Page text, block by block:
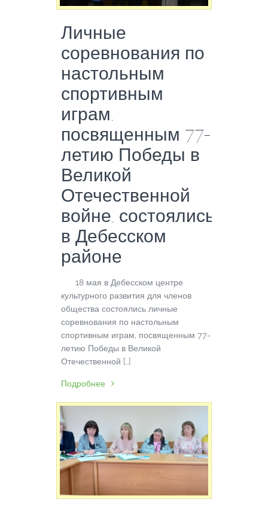
Личные
соревнования по
настольным
спортивным
играм,
посвященным 77-
летию Победы в
Великой
Отечественной
войне, состоялись
в Дебесском
районе
18 мая в Дебесском центре
культурного развития для членов
общества состоялись личные
соревнования по настольным
спортивным играм, посвященным 77-
летию Победы в Великой
Отечественной […]
Подробнее